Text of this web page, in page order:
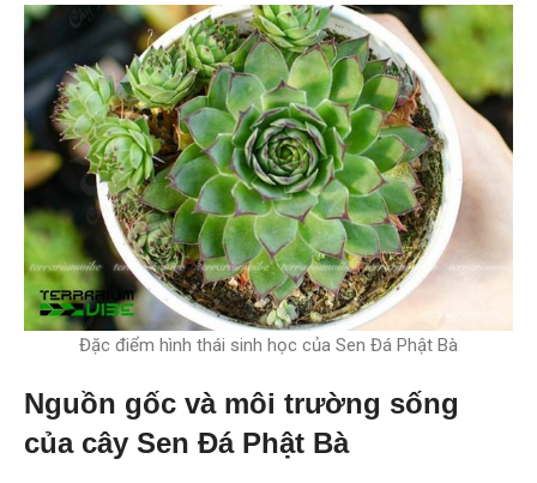
Đặc điểm hình thái sinh học của Sen Đá Phật Bà
Nguồn gốc và môi trường sống
của cây Sen Đá Phật Bà